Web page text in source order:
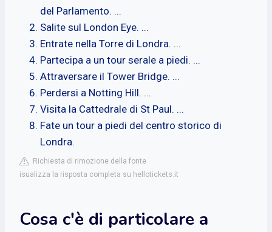
del Parlamento. ...
Salite sul London Eye. ...
Entrate nella Torre di Londra. ...
Partecipa a un tour serale a piedi. ...
Attraversare il Tower Bridge. ...
Perdersi a Notting Hill. ...
Visita la Cattedrale di St Paul. ...
Fate un tour a piedi del centro storico di
Londra.
Richiesta di rimozione della fonte
isualizza la risposta completa su hellotickets.it
Cosa c'è di particolare a